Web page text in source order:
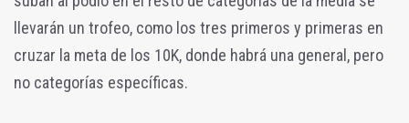
llevarán un trofeo, como los tres primeros y primeras en
cruzar la meta de los 10K, donde habrá una general, pero
no categorías específicas.